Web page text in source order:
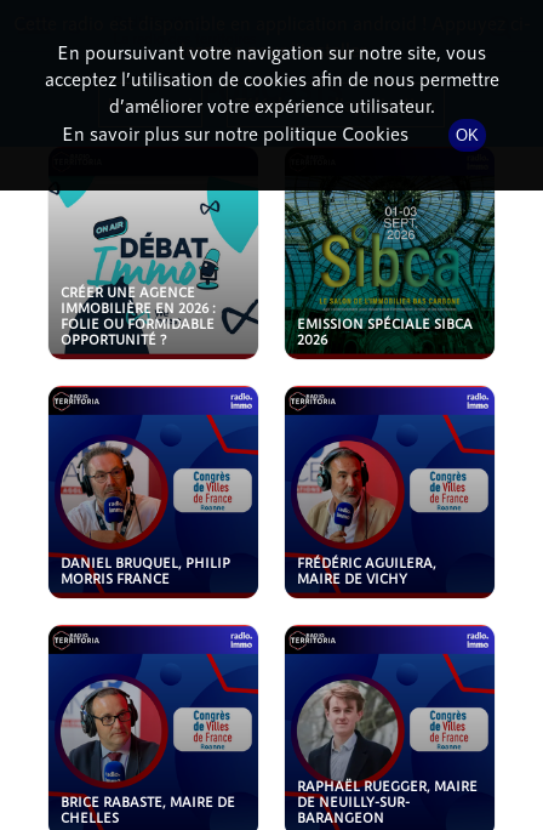
PODCASTS
CRÉER UNE AGENCE
IMMOBILIÈRE EN 2026 :
FOLIE OU FORMIDABLE
OPPORTUNITÉ ?
EMISSION SPÉCIALE SIBCA
2026
DANIEL BRUQUEL, PHILIP
MORRIS FRANCE
FRÉDÉRIC AGUILERA,
MAIRE DE VICHY
BRICE RABASTE, MAIRE DE
CHELLES
RAPHAËL RUEGGER, MAIRE
DE NEUILLY-SUR-
BARANGEON
En poursuivant votre navigation sur notre site, vous
acceptez l’utilisation de cookies afin de nous permettre
d’améliorer votre expérience utilisateur.
En savoir plus sur notre politique Cookies
OK
dessous pour l'installer.
Non merci Télécharger l'application